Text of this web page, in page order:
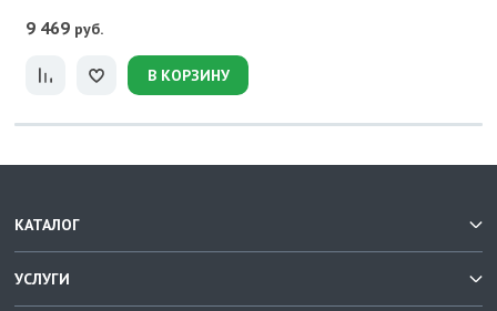
9 469 руб.
В КОРЗИНУ
КАТАЛОГ
УСЛУГИ